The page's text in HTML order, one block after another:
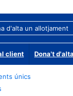
d'alta un allotjament
client Dona't
únics